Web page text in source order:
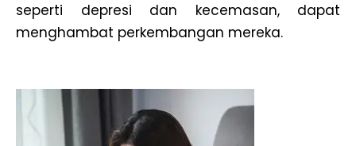
seperti depresi dan kecemasan, dapat
menghambat perkembangan mereka.